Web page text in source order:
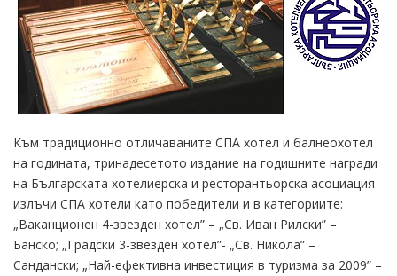
Към традиционно отличаваните СПА хотел и балнеохотел
на годината, тринадесетото издание на годишните награди
на Българската хотелиерска и ресторантьорска асоциация
излъчи СПА хотели като победители и в категориите:
„Ваканционен 4-звезден хотел” – „Св. Иван Рилски” –
Банско; „Градски 3-звезден хотел”- „Св. Никола” –
Сандански; „Най-ефективна инвестиция в туризма за 2009” –